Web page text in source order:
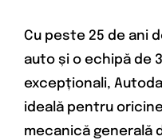
Cu peste 25 de ani
auto și o echipă de
excepționali,
ideală pentru
mecanică generală